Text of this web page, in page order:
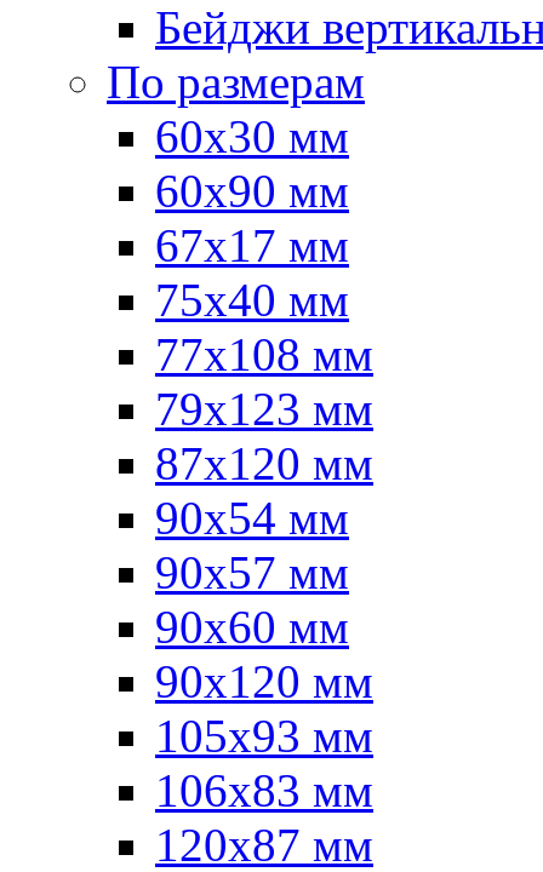
Бейджи
По размерам
60x30 мм
60х90 мм
67х17 мм
75x40 мм
77х108 мм
79х123 мм
87х120 мм
90x54 мм
90х57 мм
90х60 мм
90х120 мм
105х93 мм
106х83 мм
120х87 мм